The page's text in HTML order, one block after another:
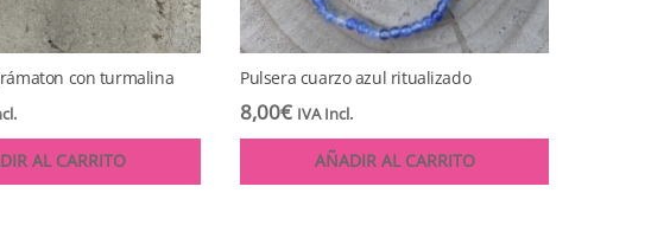
con turmalina
AL CARRITO
Pulsera cuarzo azul ritualizado
8,00€ IVA Incl.
AÑADIR AL CARRITO